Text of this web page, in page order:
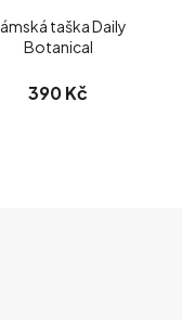
taška Daily
Botanical
390 Kč